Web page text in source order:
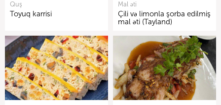
Quş
Toyuq karrisi
Mal əti
Çili və limonla şorba edilmiş
mal əti (Tayland)